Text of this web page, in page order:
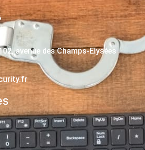
avenue des Champs-Elysées